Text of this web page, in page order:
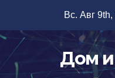
содержимому
Вс. Авг
Дом и